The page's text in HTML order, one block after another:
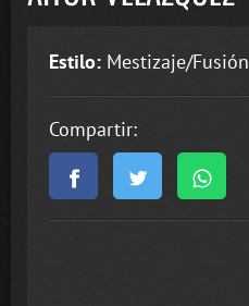
Estilo: Mestizaje/Fusión
Compartir: